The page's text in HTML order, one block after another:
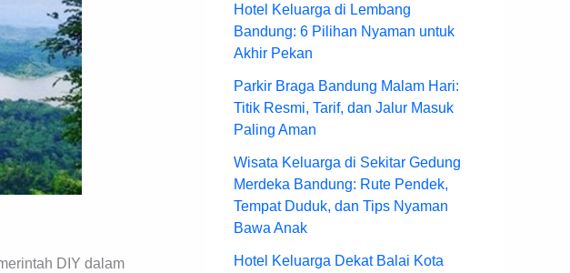
DIY dalam
Hotel Keluarga di Lembang
Bandung: 6 Pilihan Nyaman untuk
Akhir Pekan
Parkir Braga Bandung Malam Hari:
Titik Resmi, Tarif, dan Jalur Masuk
Paling Aman
Wisata Keluarga di Sekitar Gedung
Merdeka Bandung: Rute Pendek,
Tempat Duduk, dan Tips Nyaman
Bawa Anak
Hotel Keluarga Dekat Balai Kota